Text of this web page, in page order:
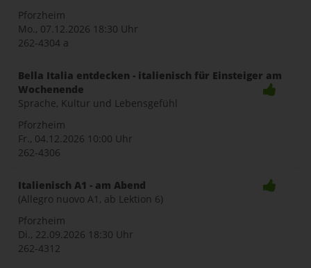
Pforzheim
Mo., 07.12.2026 18:30 Uhr
262-4304 a
Bella Italia entdecken - italienisch für Einsteiger am
Wochenende
Sprache, Kultur und Lebensgefühl
Pforzheim
Fr., 04.12.2026 10:00 Uhr
262-4306
Italienisch A1 - am Abend
(Allegro nuovo A1, ab Lektion 6)
Pforzheim
Di., 22.09.2026 18:30 Uhr
262-4312